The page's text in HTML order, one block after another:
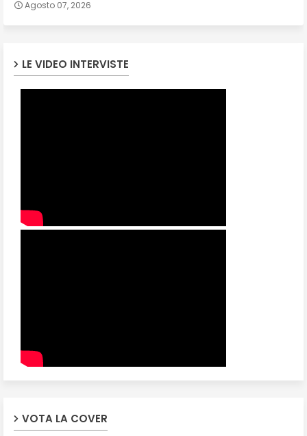
Agosto 07, 2026
LE VIDEO INTERVISTE
VOTA LA COVER